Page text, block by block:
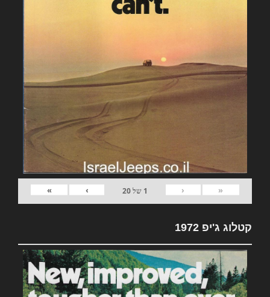
«
‹
1 של20
›
»
קטלוג ג'יפ 1972